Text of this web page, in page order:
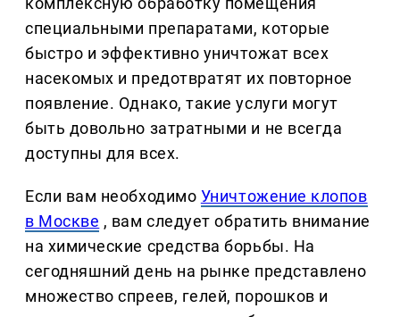
специальными препаратами, которые
быстро и эффективно уничтожат всех
насекомых и предотвратят их повторное
появление. Однако, такие услуги могут
быть довольно затратными и не всегда
доступны для всех.
Если вам необходимо Уничтожение клопов
в Москве , вам следует обратить внимание
на химические средства борьбы. На
сегодняшний день на рынке представлено
множество спреев, гелей, порошков и